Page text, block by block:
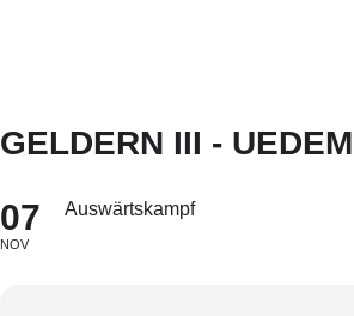
GELDERN III -
07
NOV
Auswärtskampf